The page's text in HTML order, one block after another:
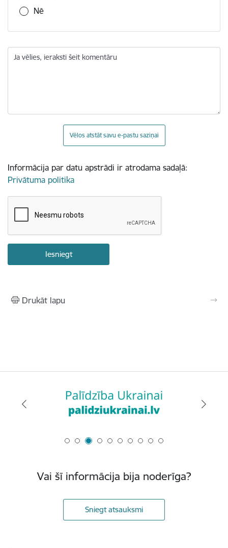
Nē
Ja vēlies, ieraksti šeit komentāru
Vēlos atstāt savu e-pastu saziņai
Informācija par datu apstrādi ir atrodama sadaļā:
Privātuma politika
Drukāt lapu
Vai šī informācija bija noderīga?
Sniegt atsauksmi